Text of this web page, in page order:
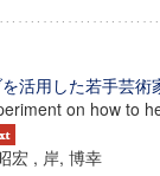
活用した若手芸術
on how to
宏 , 岸, 博幸